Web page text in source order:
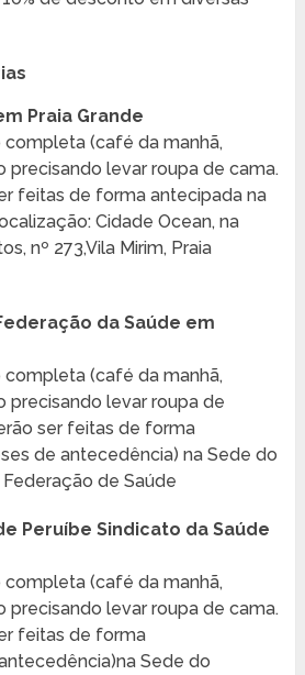
Praia Grande
(café da manhã,
precisando levar roupa de cama.
feitas de forma antecipada na
Cidade Ocean, na
nº 273,Vila Mirim, Praia
da Saúde em
(café da manhã,
precisando levar roupa de
ser feitas de forma
de antecedência) na Sede do
de Saúde
Peruíbe Sindicato da Saúde
(café da manhã,
precisando levar roupa de cama.
feitas de forma
Sede do